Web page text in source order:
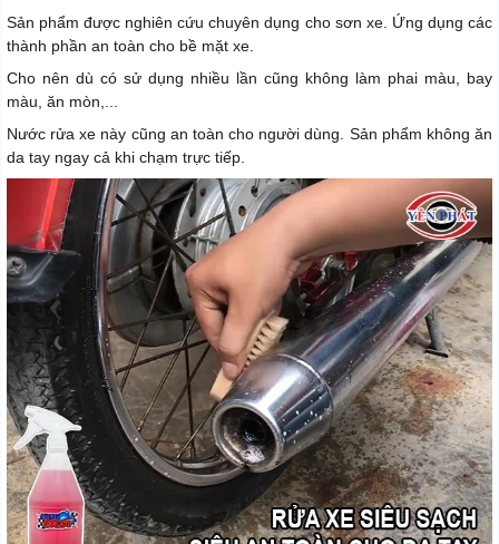
Sản phẩm được nghiên cứu chuyên dụng cho sơn xe. Ứng dụng các
thành phần an toàn cho bề mặt xe.
Cho nên dù có sử dụng nhiều lần cũng không làm phai màu, bay
màu, ăn mòn,...
Nước rửa xe này cũng an toàn cho người dùng. Sản phẩm không ăn
da tay ngay cả khi chạm trực tiếp.